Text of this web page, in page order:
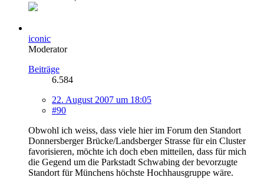
iconic
Moderator
Beiträge
6.584
22. August 2007 um 18:05
#90
Obwohl ich weiss, dass viele hier im Forum den Standort
Donnersberger Brücke/Landsberger Strasse für ein Cluster
favorisieren, möchte ich doch eben mitteilen, dass für mich
die Gegend um die Parkstadt Schwabing der bevorzugte
Standort für Münchens höchste Hochhausgruppe wäre.